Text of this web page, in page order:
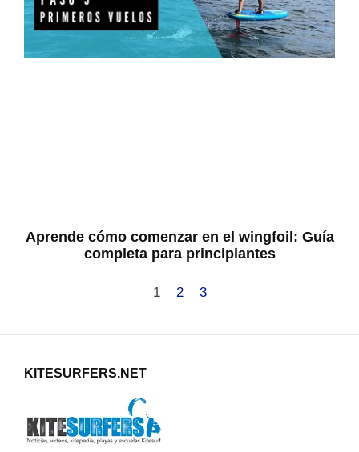
Aprende cómo comenzar en el wingfoil: Guía
completa para principiantes
1 2 3
KITESURFERS.NET